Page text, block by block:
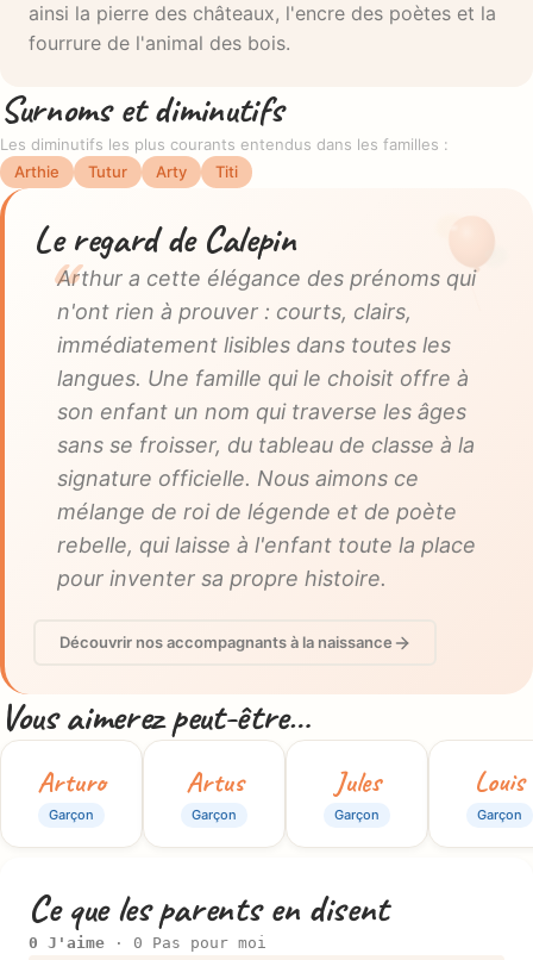
ainsi la pierre des châteaux, l'encre des poètes et la
fourrure de l'animal des bois.
Surnoms et diminutifs
Les diminutifs les plus courants entendus dans les familles :
Arthie
Tutur Arty Titi
Le regard de Calepin
Arthur a cette élégance des prénoms qui
n'ont rien à prouver : courts, clairs,
immédiatement lisibles dans toutes les
langues. Une famille qui le choisit offre à
son enfant un nom qui traverse les âges
sans se froisser, du tableau de classe à la
signature officielle. Nous aimons ce
mélange de roi de légende et de poète
rebelle, qui laisse à l'enfant toute la place
pour inventer sa propre histoire.
Découvrir nos accompagnants à la naissance
Vous aimerez peut-être…
Arturo
Garçon
Artus
Garçon
Jules
Garçon
Louis
Garçon
Ce que les parents en disent
0 J'aime · 0 Pas pour moi